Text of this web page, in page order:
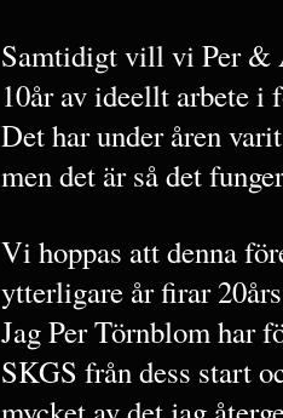
Samtidigt vill vi Per &
10år av ideellt arbete i
Det har under åren
men det är så det
Vi hoppas att denna
ytterligare år firar
Jag Per Törnblom har
SKGS från dess start